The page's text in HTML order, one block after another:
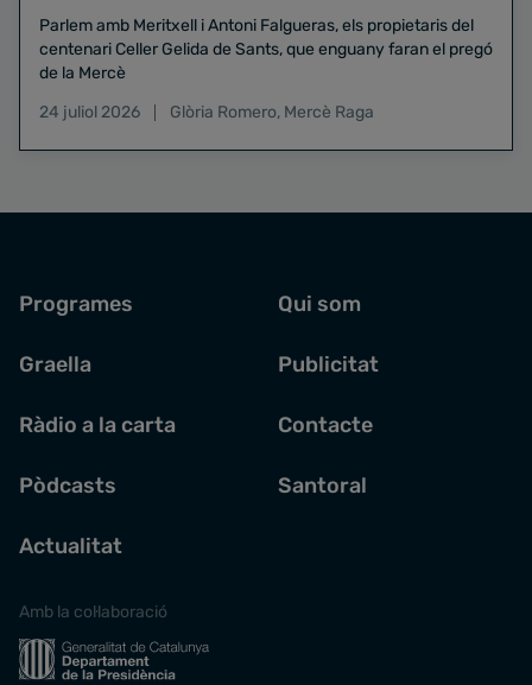
Parlem amb Meritxell i Antoni Falgueras, els propietaris del
centenari Celler Gelida de Sants, que enguany faran el pregó
de la Mercè
24 juliol 2026
Glòria Romero, Mercè Raga
Programes
Graella
Ràdio a la carta
Pòdcasts
Actualitat
Qui som
Publicitat
Contacte
Santoral
Amb la col·laboració